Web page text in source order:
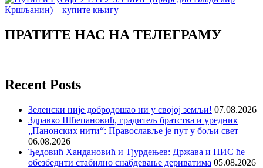
ПРАТИТЕ НАС НА ТЕЛЕГРАМУ
Recent Posts
Зеленски није добродошао ни у својој земљи! 07.08.2026
Здравко Шћепановић, градитељ братства и уредник
„Панонских нити“: Православље је пут у бољи свет
06.08.2026
Ђедовић Хандановић и Тјурдењев: Држава и НИС ће
обезбедити стабилно снабдевање дериватима 05.08.2026